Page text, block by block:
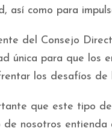
así como para
del Consejo
única para que los
los desafíos
que este tipo
nosotros